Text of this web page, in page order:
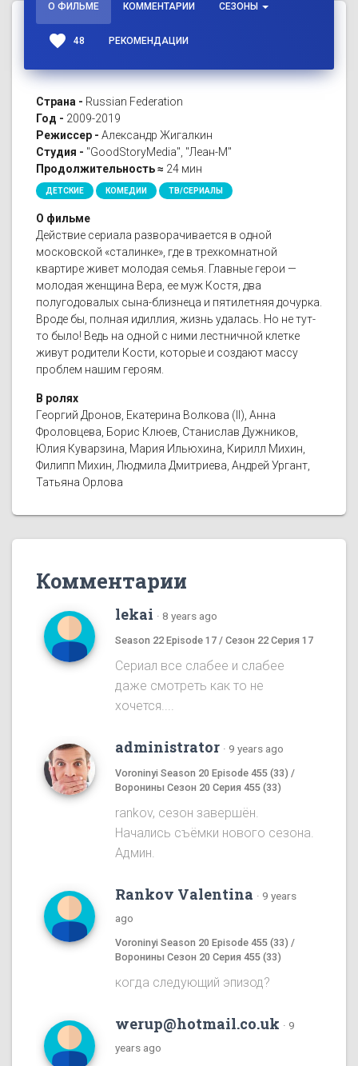
О ФИЛЬМЕ КОММЕНТАРИИ СЕЗОНЫ
favorite 48 РЕКОМЕНДАЦИИ
Страна - Russian Federation
Год - 2009-2019
Режиссер - Александр Жигалкин
Студия - "GoodStoryMedia", "Леан-М"
Продолжительность ≈ 24 мин
ДЕТСКИЕ КОМЕДИИ ТВ/СЕРИАЛЫ
О фильме
Действие сериала разворачивается в одной
московской «сталинке», где в трехкомнатной
квартире живет молодая семья. Главные герои —
молодая женщина Вера, ее муж Костя, два
полугодовалых сына-близнеца и пятилетняя дочурка.
Вроде бы, полная идиллия, жизнь удалась. Но не тут-
то было! Ведь на одной с ними лестничной клетке
живут родители Кости, которые и создают массу
проблем нашим героям.
В ролях
Георгий Дронов, Екатерина Волкова (II), Анна
Фроловцева, Борис Клюев, Станислав Дужников,
Юлия Куварзина, Мария Ильюхина, Кирилл Михин,
Филипп Михин, Людмила Дмитриева, Андрей Ургант,
Татьяна Орлова
Комментарии
lekai · 8 years ago
Season 22 Episode 17 / Сезон 22 Серия 17
Сериал все слабее и слабее
даже смотреть как то не
хочется....
administrator · 9 years ago
Voroninyi Season 20 Episode 455 (33) /
Воронины Сезон 20 Серия 455 (33)
rankov, сезон завершён.
Начались съёмки нового сезона.
Админ.
Rankov Valentina · 9 years
ago
Voroninyi Season 20 Episode 455 (33) /
Воронины Сезон 20 Серия 455 (33)
когда следующий эпизод?
werup@hotmail.co.uk · 9
years ago